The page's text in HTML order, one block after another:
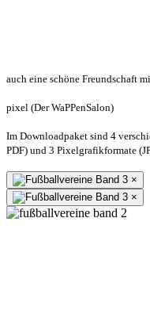
auch eine schöne Freundschaft
pixel (Der WaPPenSalon)
Im Downloadpaket sind 4
PDF) und 3 Pixelgrafikformate
×
×